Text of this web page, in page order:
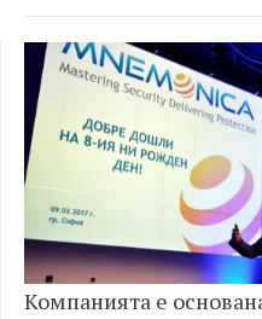
Компанията е